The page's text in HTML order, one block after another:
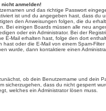
anmelden!
und das richtige Passwort
ist und du angegeben hast, dass du
den Anweisungen folgen, die du
Bei einigen Boards müssen alle neu
oder ein Administrator. Bei der
E-Mail erhalten hast, folge den dort
oder die E-Mail von einem Spam-
wurde, dann kontaktiere einen
ob dein Benutzername und dein
sicherzugehen, dass du nicht gesperrt
welches ein Administrator lösen muss.